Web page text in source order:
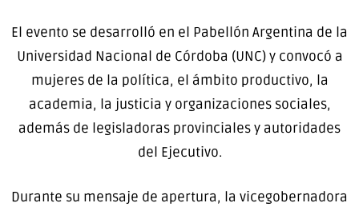
El evento se desarrolló en el Pabellón Argentina de la
Universidad Nacional de Córdoba (UNC) y convocó a
mujeres de la política, el ámbito productivo, la
academia, la justicia y organizaciones sociales,
además de legisladoras provinciales y autoridades
del Ejecutivo.
Durante su mensaje de apertura, la vicegobernadora